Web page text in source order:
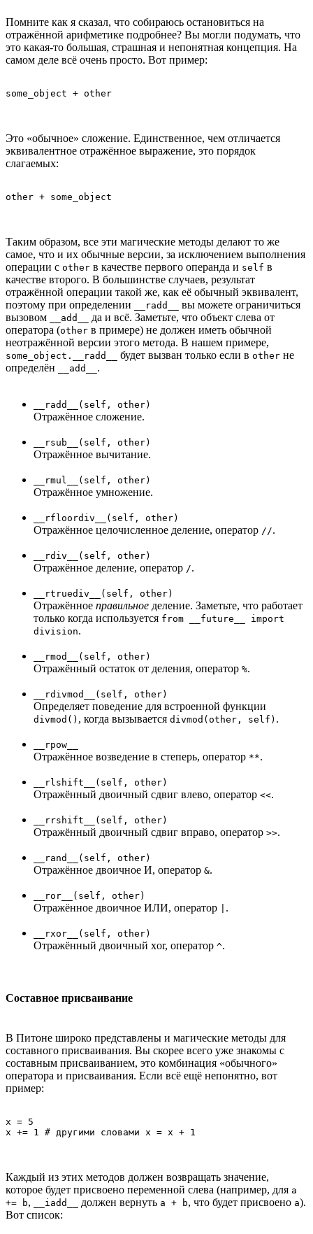
Помните как я сказал, что собираюсь остановиться на
отражённой арифметике подробнее? Вы могли подумать, что
это какая-то большая, страшная и непонятная концепция. На
самом деле всё очень просто. Вот пример:
Это «обычное» сложение. Единственное, чем отличается
эквивалентное отражённое выражение, это порядок
слагаемых:
Таким образом, все эти магические методы делают то же
самое, что и их обычные версии, за исключением выполнения
операции с other в качестве первого операнда и self в
качестве второго. В большинстве случаев, результат
отражённой операции такой же, как её обычный эквивалент,
поэтому при определении
__radd__
вы можете ограничиться
вызовом
__add__
да и всё. Заметьте, что объект слева от
оператора (other в примере) не должен иметь обычной
неотражённой версии этого метода. В нашем примере,
some_object.__radd__ будет вызван только если в other не
определён
__add__ .
__radd__(self, other)
Отражённое сложение.
__rsub__(self, other)
Отражённое вычитание.
__rmul__(self, other)
Отражённое умножение.
__rfloordiv__(self, other)
Отражённое целочисленное деление, оператор //.
__rdiv__(self, other)
Отражённое деление, оператор /.
__rtruediv__(self, other)
Отражённое правильное деление. Заметьте, что работает
только когда используется from __future__ import
division.
__rmod__(self, other)
Отражённый остаток от деления, оператор %.
__rdivmod__(self, other)
Определяет поведение для встроенной функции
divmod() , когда вызывается divmod(other, self) .
__rpow__
Отражённое возведение в степерь, оператор **.
__rlshift__(self, other)
Отражённый двоичный сдвиг влево, оператор <<.
__rrshift__(self, other)
Отражённый двоичный сдвиг вправо, оператор >>.
__rand__(self, other)
Отражённое двоичное И, оператор &.
__ror__(self, other)
Отражённое двоичное ИЛИ, оператор .
__rxor__(self, other)
Отражённый двоичный xor, оператор ^.
Составное присваивание
В Питоне широко представлены и магические методы для
составного присваивания. Вы скорее всего уже знакомы с
составным присваиванием, это комбинация «обычного»
оператора и присваивания. Если всё ещё непонятно, вот
пример:
x = 5
Каждый из этих методов должен возвращать значение,
которое будет присвоено переменной слева (например, для a
+= b, __iadd__ должен вернуть a + b, что будет присвоено a).
Вот список: